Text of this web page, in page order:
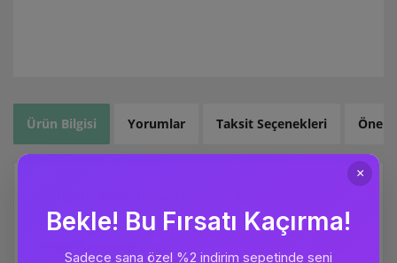
Ürün Bilgisi Yorumlar Taksit Seçenekleri